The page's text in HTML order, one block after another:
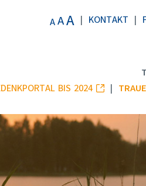
AAA KONTAKT
BIS 2024